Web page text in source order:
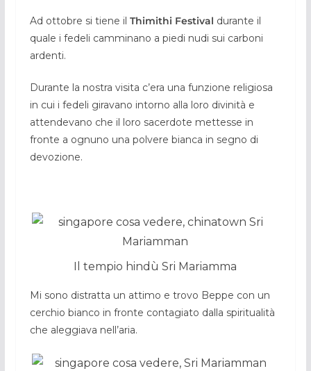
Ad ottobre si tiene il Thimithi Festival durante il
quale i fedeli camminano a piedi nudi sui carboni
ardenti.
Durante la nostra visita c’era una funzione religiosa
in cui i fedeli giravano intorno alla loro divinità e
attendevano che il loro sacerdote mettesse in
fronte a ognuno una polvere bianca in segno di
devozione.
Il tempio hindù Sri Mariamma
Mi sono distratta un attimo e trovo Beppe con un
cerchio bianco in fronte contagiato dalla spiritualità
che aleggiava nell’aria.